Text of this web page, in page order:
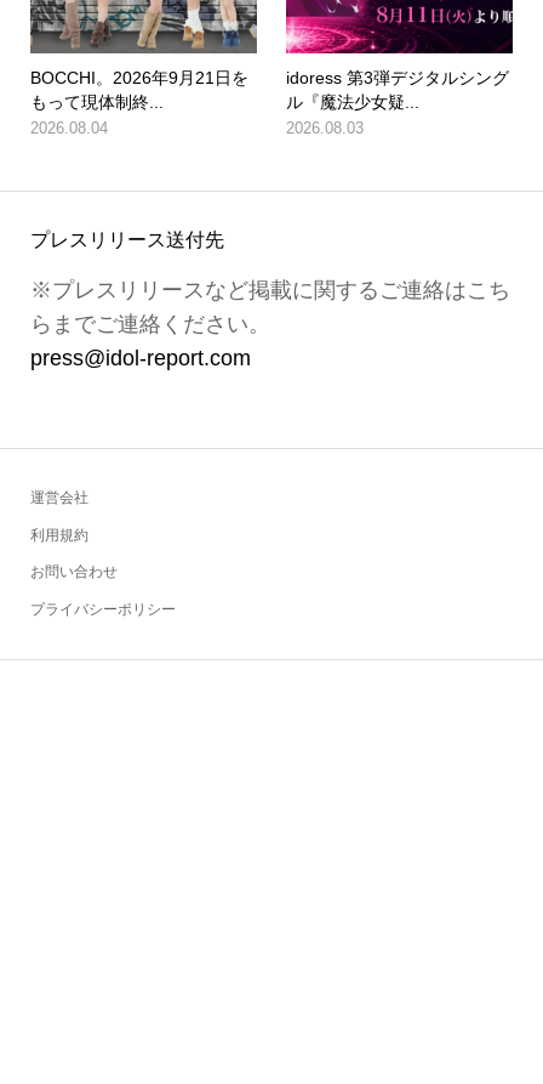
BOCCHI。2026年9月21日を
もって現体制終...
2026.08.04
idoress 第3弾デジタルシング
ル『魔法少女疑...
2026.08.03
プレスリリース送付先
※プレスリリースなど掲載に関するご連絡はこち
らまでご連絡ください。
press@idol-report.com
運営会社
利用規約
お問い合わせ
プライバシーポリシー